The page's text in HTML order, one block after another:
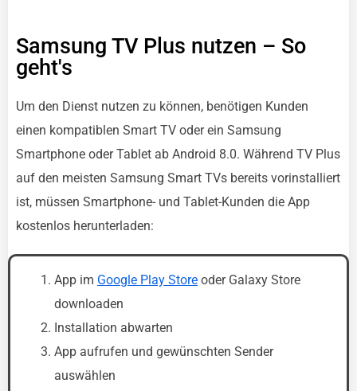
Samsung TV Plus nutzen – So
geht's
Um den Dienst nutzen zu können, benötigen Kunden
einen kompatiblen Smart TV oder ein Samsung
Smartphone oder Tablet ab Android 8.0. Während TV Plus
auf den meisten Samsung Smart TVs bereits vorinstalliert
ist, müssen Smartphone- und Tablet-Kunden die App
kostenlos herunterladen:
App im Google Play Store oder Galaxy Store
downloaden
Installation abwarten
App aufrufen und gewünschten Sender
auswählen